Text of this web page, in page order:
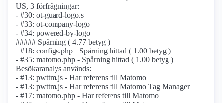
US, 3 förfrågningar:
- #30: ot-guard-logo.s
- #33: ot-company-logo
- #34: powered-by-logo
##### Spårning ( 4.77 betyg )
- #18: configs.php - Spårning hittad ( 1.00 betyg )
- #35: matomo.php - Spårning hittad ( 1.00 betyg )
Besökaranalys används:
- #13: pwttm.js - Har referens till Matomo
- #13: pwttm.js - Har referens till Matomo Tag Manager
- #17: matomo.php - Har referens till Matomo